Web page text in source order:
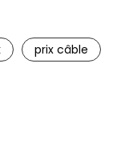
prix câble